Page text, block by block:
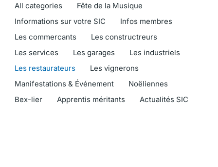
All categories
Fête de la Musique
Informations sur votre SIC
Infos membres
Les commercants
Les constructreurs
Les services
Les garages
Les industriels
Les restaurateurs
Les vignerons
Manifestations & Événement
Noëliennes
Bex-lier
Apprentis méritants Actualités SIC